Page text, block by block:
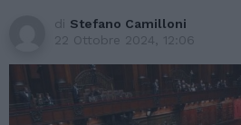
di Stefano Camilloni
22 Ottobre 2024, 12:06